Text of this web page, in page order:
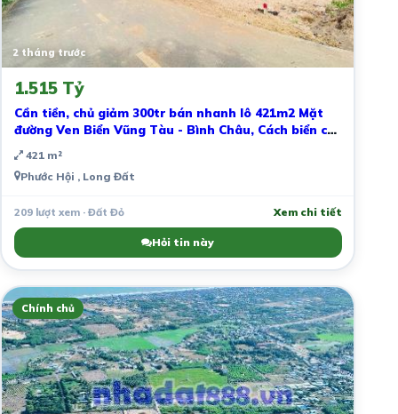
2 tháng trước
1.515 Tỷ
Cần tiền, chủ giảm 300tr bán nhanh lô 421m2 Mặt
đường Ven Biển Vũng Tàu - Bình Châu, Cách biển chỉ
421 m²
Phước Hội , Long Đất
209 lượt xem · Đất Đỏ Xem chi tiết
Hỏi tin này
Chính chủ